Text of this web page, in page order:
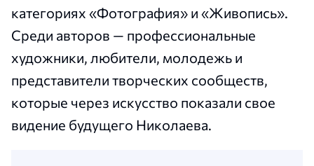
категориях «Фотография» и «Живопись».
Среди авторов — профессиональные
художники, любители, молодежь и
представители творческих сообществ,
которые через искусство показали свое
видение будущего Николаева.